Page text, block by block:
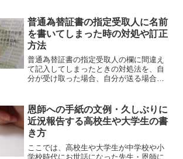
普通為替証書の指定受取人に名前
を書いてしまった時の対処や訂正
方法
普通為替証書の指定受取人の欄に間違え
て記入してしまったときの対処法を、自
分が受け取った場合、自分が送る場合そ
恩師への手紙の文例・久しぶりに
近況報告する高校生や大学生の書
き方
ここでは、高校生や大学生が中学校や小
学校時代にお世話になった先生・恩師に